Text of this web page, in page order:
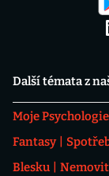
Další témata z
Moje Psychologie
Fantasy
Blesku